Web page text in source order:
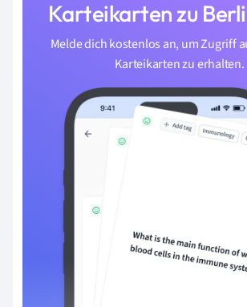
Karteikarten zu
Melde dich kostenlos an, um Zugriff
Karteikarten zu erhalten.